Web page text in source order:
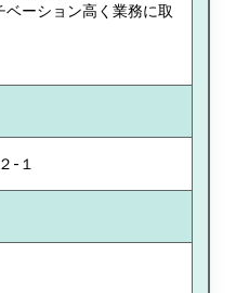
ーション高く業務に取
-１